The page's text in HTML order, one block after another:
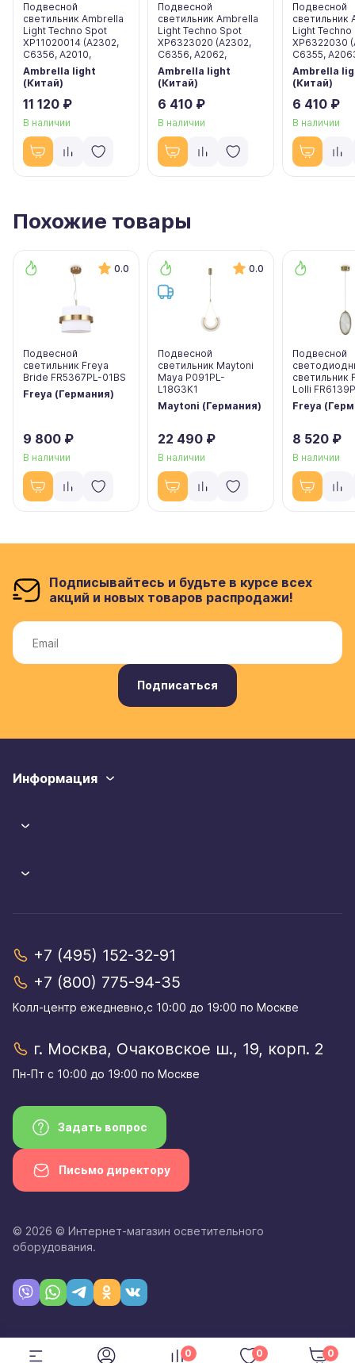
Подвесной
светильник Ambrella
Light Techno Spot
XP11020014 (A2302,
C6356, A2010,
Ambrella light
(Китай)
11 120 ₽
В наличии
Подвесной
светильник Ambrella
Light Techno Spot
XP6323020 (A2302,
C6356, A2062,
Ambrella light
(Китай)
6 410 ₽
В наличии
Подвесной
светильник
Light Techno
XP6322030
C6355,
Ambrella
(Китай)
6 410 ₽
В наличии
Похожие товары
0.0
Подвесной
светильник Freya
Bride FR5367PL-01BS
Freya (Германия)
9 800 ₽
В наличии
0.0
Подвесной
светильник Maytoni
Maya P091PL-
L18G3K1
Maytoni (Германия)
22 490 ₽
В наличии
Подвесной
светильник
Lolli
Freya
8 520 ₽
В наличии
Подписывайтесь и будьте в курсе всех
акций и новых товаров распродажи!
Подписаться
Информация
+7 (495) 152-32-91
+7 (800) 775-94-35
Колл-центр eжедневно,с 10:00 до 19:00 по Москве
г. Москва, Очаковское ш., 19, корп. 2
Пн-Пт с 10:00 до 19:00 по Москве
Задать вопрос
Письмо директору
© 2026 © Интернет-магазин осветительного
оборудования.
0 0 0